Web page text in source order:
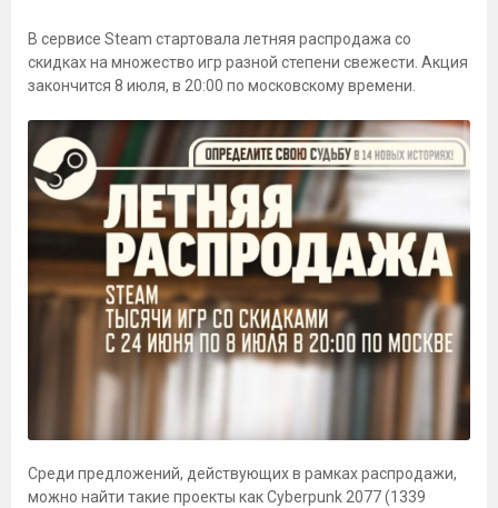
В сервисе Steam стартовала летняя распродажа со
скидках на множество игр разной степени свежести. Акция
закончится 8 июля, в 20:00 по московскому времени.
Среди предложений, действующих в рамках распродажи,
можно найти такие проекты как Cyberpunk 2077 (1339